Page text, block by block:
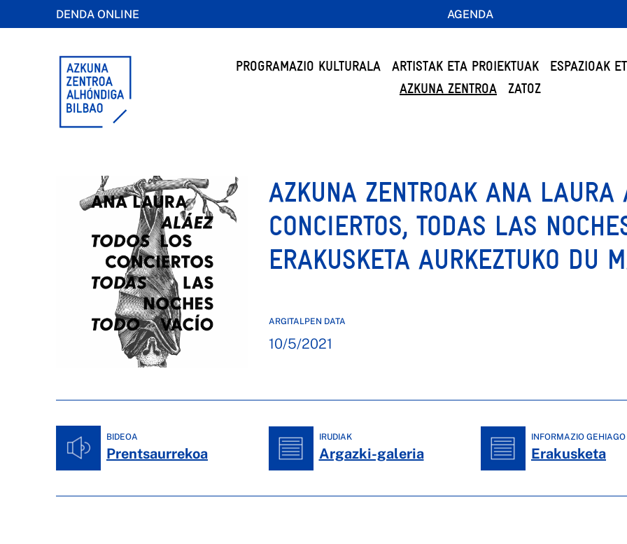
DENDA ONLINE AGENDA
PROGRAMAZIO KULTURALA ARTISTAK ETA PROIEKTUAK
ESPAZIOAK
AZKUNA ZENTROA
ZATOZ
AZKUNA ZENTROAK ANA LAURA
CONCIERTOS, TODAS LAS
ERAKUSKETA AURKEZTUKO DU
ARGITALPEN DATA
10/5/2021
BIDEOA
Prentsaurrekoa
IRUDIAK
Argazki-galeria
INFORMAZIO GEHIAGO
Erakusketa